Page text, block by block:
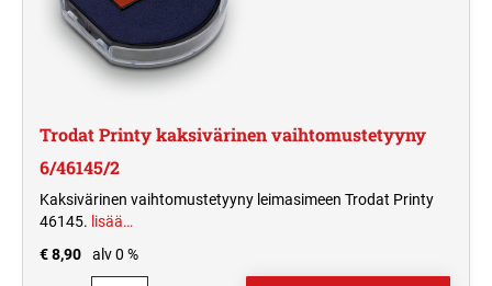
Trodat Printy kaksivärinen vaihtomustetyyny
6/46145/2
Kaksivärinen vaihtomustetyyny leimasimeen Trodat Printy
46145. lisää…
€ 8,90
alv 0 %